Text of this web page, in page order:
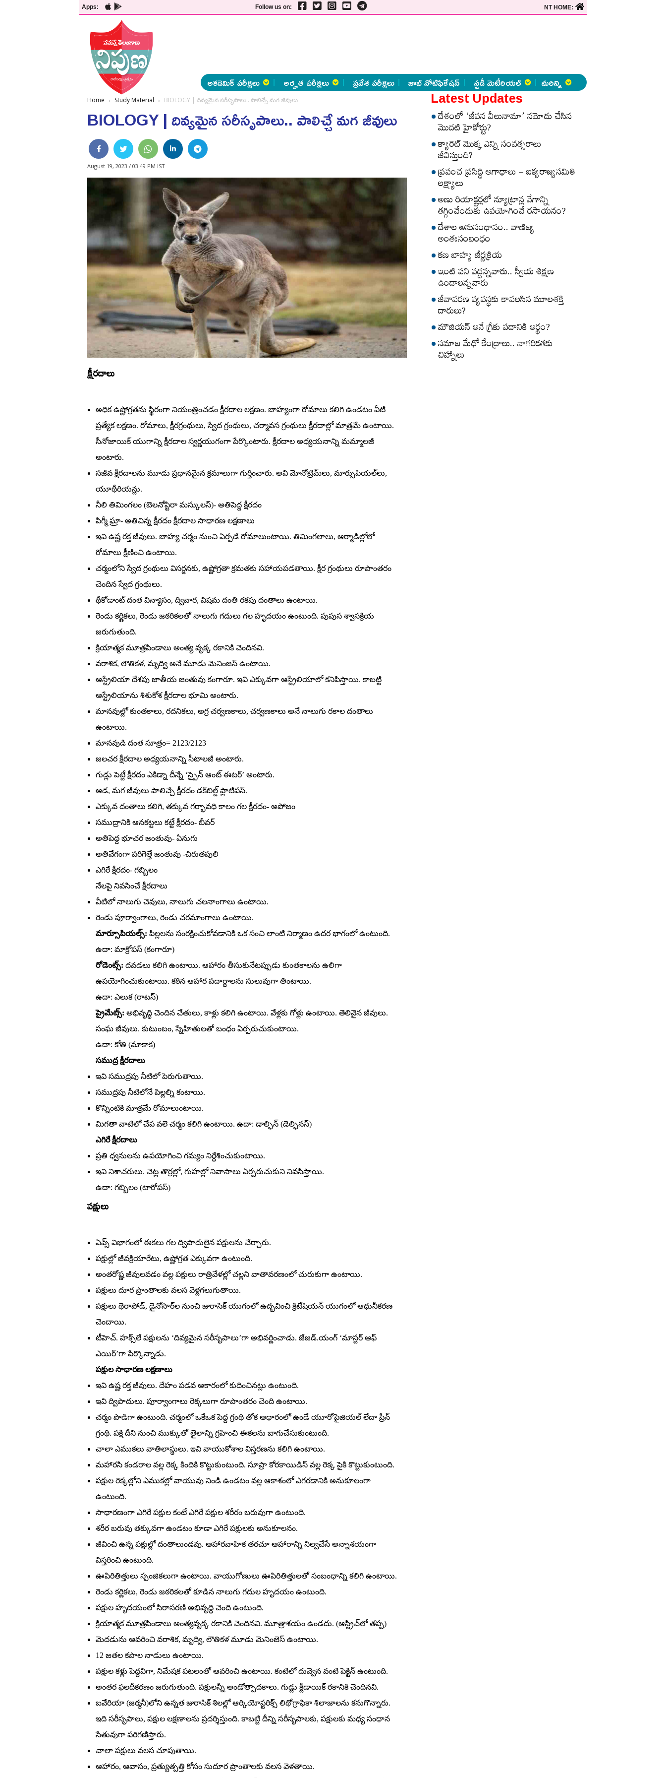
Apps: Follow us on: NT HOME:
అకడెమిక్ పరీక్షలు అర్హత పరీక్షలు ప్రవేశ పరీక్షలు జాబ్ నోటిఫికేషన్ స్టడీ మెటీరియల్ మరిన్ని
Home Study Material BIOLOGY | దివ్యమైన సరీసృపాలు.. పాలిచ్చే మగ జీవులు
BIOLOGY | దివ్యమైన సరీసృపాలు.. పాలిచ్చే మగ జీవులు
August 19, 2023 / 03:49 PM IST
క్షీరదాలు
అధిక ఉష్ణోగ్రతను స్థిరంగా నియంత్రించడం క్షీరదాల లక్షణం. బాహ్యంగా రోమాలు కలిగి ఉండటం వీటి
ప్రత్యేక లక్షణం. రోమాలు, క్షీరగ్రంథులు, స్వేద గ్రంథులు, చర్మావస గ్రంథులు క్షీరదాల్లో మాత్రమే ఉంటాయి.
సీనోజాయిక్‌ యుగాన్ని క్షీరదాల స్వర్ణయుగంగా పేర్కొంటారు. క్షీరదాల అధ్యయనాన్ని మమ్మాలజీ
అంటారు.
సజీవ క్షీరదాలను మూడు ప్రధానమైన క్రమాలుగా గుర్తించారు. అవి మోనోట్రిమ్‌లు, మార్సుపియల్‌లు,
యూథీరియన్లు.
నీలి తిమింగలం (బెలనోప్టిరా మస్కులస్‌)- అతిపెద్ద క్షీరదం
పిగ్మీ ఘ్రా- అతిచిన్న క్షీరదం క్షీరదాల సాధారణ లక్షణాలు
ఇవి ఉష్ణ రక్త జీవులు. బాహ్య చర్మం నుంచి ఏర్పడే రోమాలుంటాయి. తిమింగలాలు, ఆర్మాడిల్లోలో
రోమాలు క్షీణించి ఉంటాయి.
చర్మంలోని స్వేద గ్రంథులు విసర్జనకు, ఉష్ణోగ్రతా క్రమతకు సహాయపడతాయి. క్షీర గ్రంథులు రూపాంతరం
చెందిన స్వేద గ్రంథులు.
థీకోడాంట్‌ దంత విన్యాసం, ద్వివార, విషమ దంతి రకపు దంతాలు ఉంటాయి.
రెండు కర్ణికలు, రెండు జఠరికలతో నాలుగు గదులు గల హృదయం ఉంటుంది. పుపుస శ్వాసక్రియ
జరుగుతుంది.
క్రియాత్మక మూత్రపిండాలు అంత్య వృక్క రకానికి చెందినవి.
వరాశిక, లౌతికళ, మృద్వి అనే మూడు మెనింజస్‌ ఉంటాయి.
ఆస్ట్రేలియా దేశపు జాతీయ జంతువు కంగారూ. ఇవి ఎక్కువగా ఆస్ట్రేలియాలో కనిపిస్తాయి. కాబట్టి
ఆస్ట్రేలియాను శిశుకోశ క్షీరదాల భూమి అంటారు.
మానవుల్లో కుంతకాలు, రదనికలు, అగ్ర చర్వణకాలు, చర్వణకాలు అనే నాలుగు రకాల దంతాలు
ఉంటాయి.
మానవుడి దంత సూత్రం= 2123/2123
జలచర క్షీరదాల అధ్యయనాన్ని సీటాలజీ అంటారు.
గుడ్లు పెట్టే క్షీరదం ఎకిడ్నా దీన్నే ‘స్పైన్‌ ఆంట్‌ ఈటర్‌’ అంటారు.
ఆడ, మగ జీవులు పాలిచ్చే క్షీరదం డక్‌బిల్డ్‌ ప్లాటిపస్‌.
ఎక్కువ దంతాలు కలిగి, తక్కువ గర్భావధి కాలం గల క్షీరదం- అపోజం
సముద్రానికి ఆనకట్టలు కట్టే క్షీరదం- బీవర్‌
అతిపెద్ద భూచర జంతువు- ఏనుగు
అతివేగంగా పరిగెత్తే జంతువు -చిరుతపులి
ఎగిరే క్షీరదం- గబ్బిలం
నేలపై నివసించే క్షీరదాలు
వీటిలో నాలుగు చెవులు, నాలుగు చలనాంగాలు ఉంటాయి.
రెండు పూర్వాంగాలు, రెండు చరమాంగాలు ఉంటాయి.
మార్సూపియల్స్‌: పిల్లలను సంరక్షించుకోవడానికి ఒక సంచి లాంటి నిర్మాణం ఉదర భాగంలో ఉంటుంది.
ఉదా: మాక్రోపస్‌ (కంగారూ)
రోడెంట్స్‌: దవడలు కలిగి ఉంటాయి. ఆహారం తీసుకునేటప్పుడు కుంతకాలను ఉలిగా
ఉపయోగించుకుంటాయి. కఠిన ఆహార పదార్థాలను సులువుగా తింటాయి.
ఉదా: ఎలుక (రాటస్‌)
ప్రైమేట్స్‌: అభివృద్ధి చెందిన చేతులు, కాళ్లు కలిగి ఉంటాయి. వేళ్లకు గోళ్లు ఉంటాయి. తెలివైన జీవులు.
సంఘ జీవులు. కుటుంబం, స్నేహితులతో బంధం ఏర్పరుచుకుంటాయి.
ఉదా: కోతి (మాకాక)
సముద్ర క్షీరదాలు
ఇవి సముద్రపు నీటిలో పెరుగుతాయి.
సముద్రపు నీటిలోనే పిల్లల్ని కంటాయి.
కొన్నింటికి మాత్రమే రోమాలుంటాయి.
మిగతా వాటిలో చేప వలె చర్మం కలిగి ఉంటాయి. ఉదా: డాల్ఫిన్‌ (డెల్ఫినస్‌)
ఎగిరే క్షీరదాలు
ప్రతి ధ్వనులను ఉపయోగించి గమ్యం నిర్ధేశించుకుంటాయి.
ఇవి నిశాచరులు. చెట్ల తొర్రల్లో, గుహల్లో నివాసాలు ఏర్పరుచుకుని నివసిస్తాయి.
ఉదా: గబ్బిలం (టారోపస్‌)
పక్షులు
ఏవ్స్‌ విభాగంలో ఈకలు గల ద్విపాదులైన పక్షులను చేర్చారు.
పక్షుల్లో జీవక్రియారేటు, ఉష్ణోగ్రత ఎక్కువగా ఉంటుంది.
అంతరోష్ణ జీవులవడం వల్ల పక్షులు రాత్రివేళల్లో చల్లని వాతావరణంలో చురుకుగా ఉంటాయి.
పక్షులు దూర ప్రాంతాలకు వలస వెళ్లగలుగుతాయి.
పక్షులు థెరాపోడ్‌, డైనోసార్‌ల నుంచి జురాసిక్‌ యుగంలో ఉద్భవించి క్రిటేషియన్‌ యుగంలో ఆధునీకరణ
చెందాయి.
టీహెచ్‌. హక్స్‌లే పక్షులను ‘దివ్యమైన సరీసృపాలు’గా అభివర్ణించాడు. జేజడ్‌.యంగ్‌ ‘మాస్టర్‌ ఆఫ్‌
ఎయిర్‌’గా పేర్కొన్నాడు.
పక్షుల సాధారణ లక్షణాలు
ఇవి ఉష్ణ రక్త జీవులు. దేహం పడవ ఆకారంలో కుదించినట్లు ఉంటుంది.
ఇవి ద్విపాదులు. పూర్వాంగాలు రెక్కలుగా రూపాంతరం చెంది ఉంటాయి.
చర్మం పొడిగా ఉంటుంది. చర్మంలో ఒకేఒక పెద్ద గ్రంథి తోక ఆధారంలో ఉండే యూరోపైజియల్‌ లేదా ప్రీన్‌
గ్రంథి. పక్షి దీని నుంచి ముక్కుతో తైలాన్ని గ్రహించి ఈకలను బాగుచేసుకుంటుంది.
చాలా ఎముకలు వాతిలాస్థులు. ఇవి వాయుకోశాల విస్తరణను కలిగి ఉంటాయి.
మహారసి కండరాల వల్ల రెక్క కిందికి కొట్టుకుంటుంది. సూప్రా కోరకాయిడిస్‌ వల్ల రెక్క పైకి కొట్టుకుంటుంది.
పక్షుల రెక్కల్లోని ఎముకల్లో వాయువు నిండి ఉండటం వల్ల ఆకాశంలో ఎగరడానికి అనుకూలంగా
ఉంటుంది.
సాధారణంగా ఎగిరే పక్షుల కంటే ఎగిరే పక్షుల శరీరం బరువుగా ఉంటుంది.
శరీర బరువు తక్కువగా ఉండటం కూడా ఎగిరే పక్షులకు అనుకూలనం.
జీవించి ఉన్న పక్షుల్లో దంతాలుండవు. ఆహారవాహిక తరచూ ఆహారాన్ని నిల్వచేసే అన్నాశయంగా
విస్తరించి ఉంటుంది.
ఊపిరితిత్తులు స్పంజికలుగా ఉంటాయి. వాయుగోణులు ఊపిరితిత్తులతో సంబంధాన్ని కలిగి ఉంటాయి.
రెండు కర్ణికలు, రెండు జఠరికలతో కూడిన నాలుగు గదుల హృదయం ఉంటుంది.
పక్షుల హృదయంలో సిరాసరణి అభివృద్ధి చెంది ఉంటుంది.
క్రియాత్మక మూత్రపిండాలు అంత్యవృక్క రకానికి చెందినవి. మూత్రాశయం ఉండదు. (ఆస్ట్రిచ్‌లో తప్ప)
మెదడును ఆవరించి వరాశిక, మృద్వి, లౌతికళ మూడు మెనింజెస్‌ ఉంటాయి.
12 జతల కపాల నాడులు ఉంటాయి.
పక్షుల కళ్లు పెద్దవిగా, నిమేషక పటలంతో ఆవరించి ఉంటాయి. కంటిలో దువ్వెన వంటి పెక్టిన్‌ ఉంటుంది.
అంతర ఫలదీకరణం జరుగుతుంది. పక్షులన్నీ అండోత్పాదకాలు. గుడ్లు క్లీడాయిక్‌ రకానికి చెందినవి.
బవేరియా (జర్మనీ)లోని ఉన్నత జురాసిక్‌ శిలల్లో ఆర్కియోప్టరిక్స్‌ లిథోగ్రాఫికా శిలాజాలను కనుగొన్నారు.
ఇది సరీసృపాలు, పక్షుల లక్షణాలను ప్రదర్శిస్తుంది. కాబట్టి దీన్ని సరీసృపాలకు, పక్షులకు మధ్య సంధాన
సేతువుగా పరిగణిస్తారు.
చాలా పక్షులు వలస చూపుతాయి.
ఆహారం, ఆవాసం, ప్రత్యుత్పత్తి కోసం సుదూర ప్రాంతాలకు వలస వెళతాయి.
Latest Updates
దేశంలో ‘జీవన వీలునామా’ నమోదు చేసిన
మొదటి హైకోర్టు?
క్యారెట్‌ మొక్క ఎన్ని సంవత్సరాలు
జీవిస్తుంది?
ప్రపంచ ప్రసిద్ధి అగాధాలు – ఐక్యరాజ్యసమితి
లక్ష్యాలు
అణు రియాక్టర్లలో న్యూట్రాన్ల వేగాన్ని
తగ్గించేందుకు ఉపయోగించే రసాయనం?
దేశాల అనుసంధానం.. వాణిజ్య
అంతఃసంబంధం
కణ బాహ్య జీర్ణక్రియ
ఇంటి పని వద్దన్నవారు.. స్వీయ శిక్షణ
ఉండాలన్నవారు
జీవావరణ వ్యవస్థకు కావలసిన మూలశక్తి
దారులు?
మౌజియన్‌ అనే గ్రీకు పదానికి అర్థం?
సమాజ మేధో కేంద్రాలు.. నాగరికతకు
చిహ్నాలు